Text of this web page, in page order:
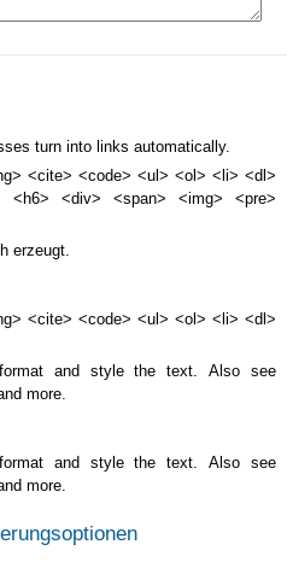
turn into links automatically.
<cite> <code> <ul> <ol> <li> <dl>
<div> <span> <img> <pre>
erzeugt.
<cite> <code> <ul> <ol> <li> <dl>
and style the text. Also see
more.
and style the text. Also see
more.